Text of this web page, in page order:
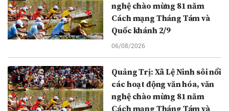
nghệ chào mừng 81 năm
Cách mạng Tháng Tám và
Quốc khánh 2/9
06/08/2026
Quảng Trị: Xã Lệ Ninh sôi nổi
các hoạt động văn hóa, văn
nghệ chào mừng 81 năm
Cách mạng Tháng Tám và